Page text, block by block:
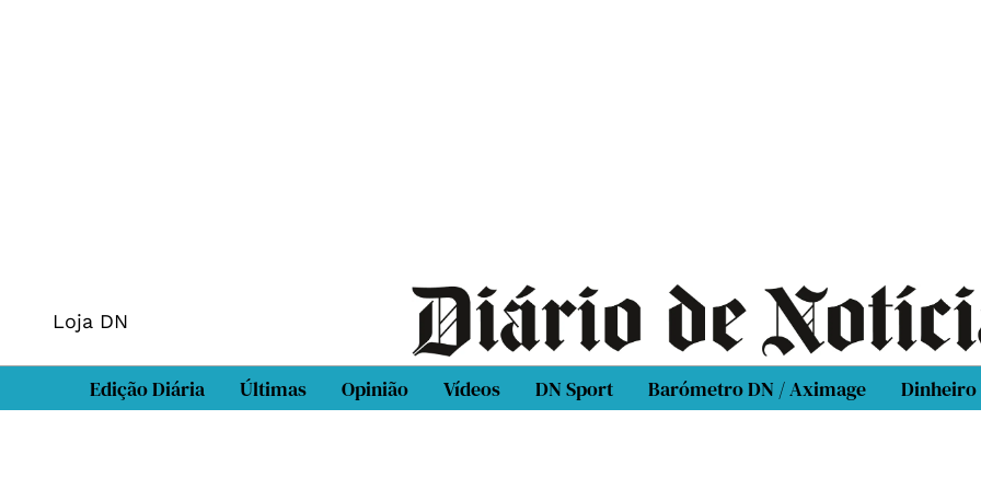
Loja DN
Edição Diária Últimas Opinião Vídeos DN Sport Barómetro DN / Aximage Dinheiro